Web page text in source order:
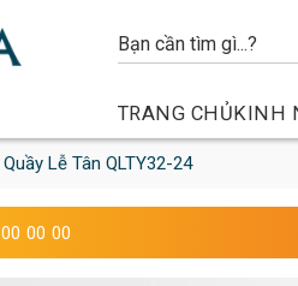
TRANG CHỦKINH
Quầy Lễ Tân QLTY32-24
00 00 00